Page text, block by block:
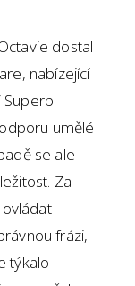
dostal
nabízející
umělé
se ale
Za
frázi,
týkalo